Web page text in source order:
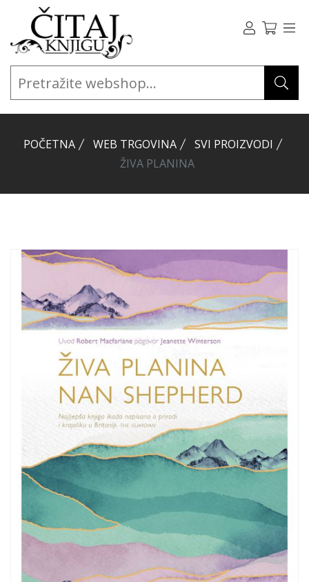
POČETNA WEB TRGOVINA
SVI PROIZVODI
ŽIVA PLANINA